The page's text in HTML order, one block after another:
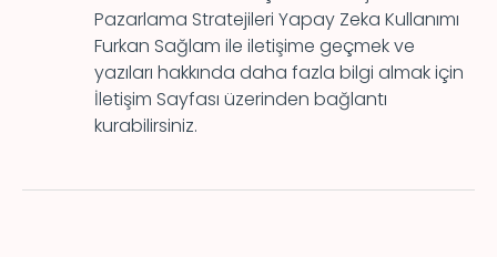
Pazarlama Stratejileri Yapay Zeka Kullanımı
Furkan Sağlam ile iletişime geçmek ve
yazıları hakkında daha fazla bilgi almak için
İletişim Sayfası üzerinden bağlantı
kurabilirsiniz.